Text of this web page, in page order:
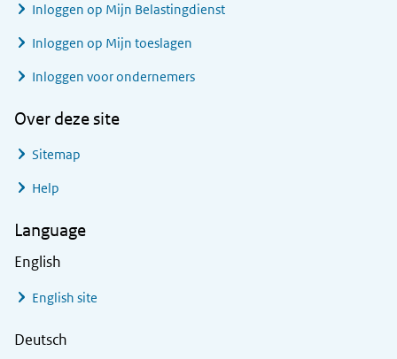
Inloggen op Mijn Belastingdienst
Inloggen op Mijn toeslagen
Inloggen voor ondernemers
Over deze site
Sitemap
Help
Language
English
English site
Deutsch